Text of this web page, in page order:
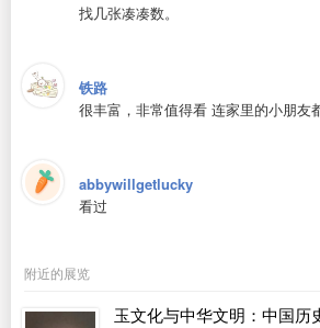
找几张凑凑数。
铁路
很丰富，非常值得看 连家里的小朋友
abbywillgetlucky
看过
附近的展览
玉文化与中华文明：中国历